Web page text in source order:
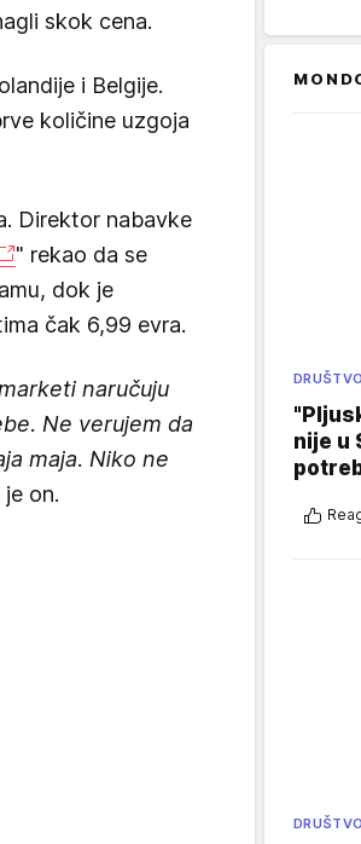
skok cena.
i Belgije.
količine uzgoja
Direktor nabavke
" rekao da se
dok je
čak 6,99 evra.
naručuju
Ne verujem da
maja. Niko ne
on.
DRUŠTVO
nije u
DRUŠTVO